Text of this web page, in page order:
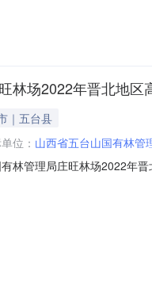
丰农林服务有限公司中标
林场2022年晋北地
｜五台县
位： 山西省五台山国有林管
林管理局庄旺林场2022年
标候选人公示（招标编号